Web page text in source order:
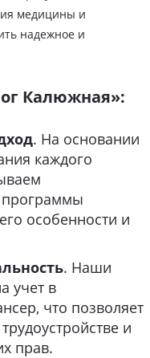
медицины и
надежное и
Калюжная»:
. На основании
каждого
особенности и
. Наши
учет в
что позволяет
и
прав.